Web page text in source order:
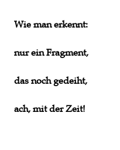
Wie man erkennt:
nur ein Fragment,
das noch gedeiht,
ach, mit der Zeit!